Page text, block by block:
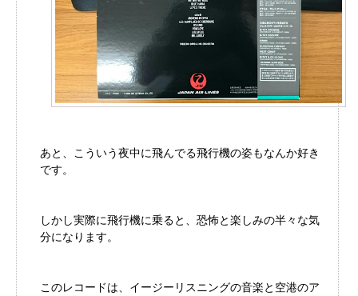
あと、こういう夜中に飛んでる飛行機の姿もなんか好き
です。
しかし実際に飛行機に乗ると、恐怖と楽しみの半々な気
分になります。
このレコードは、イージーリスニングの音楽と空港のア